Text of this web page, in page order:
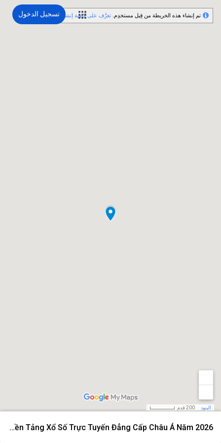
تسجيل الدخول
Xoso66 – Nền Tảng Xổ Số Trực Tuyến Đẳng Cấp Châu Á Năm 2026
البنود 200 قدم
تم إنشاء هذه الخريطة من قِبل مستخدِم. تعرَّف على كيفية إنشاء خريطتك.